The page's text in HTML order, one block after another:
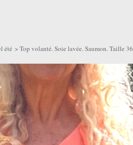
été > Top volanté. Soie lavée. Saumon. Taille 36